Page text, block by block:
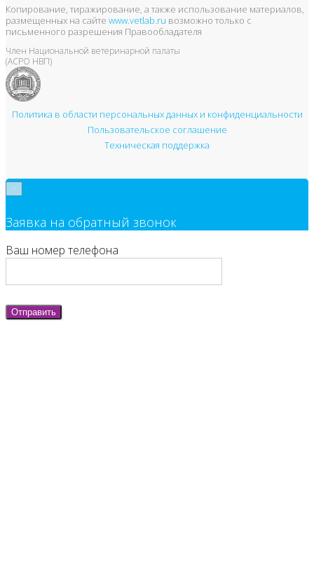
Копирование, тиражирование, а также использование материалов,
размещенных на сайте www.vetlab.ru возможно только с
письменного разрешения Правообладателя
Член Национальной ветеринарной палаты
(АСРО НВП)
Политика в области персональных данных и конфиденциальности
Пользовательское соглашение
Техническая поддержка
Заявка на обратный звонок
Ваш номер телефона
Отправить